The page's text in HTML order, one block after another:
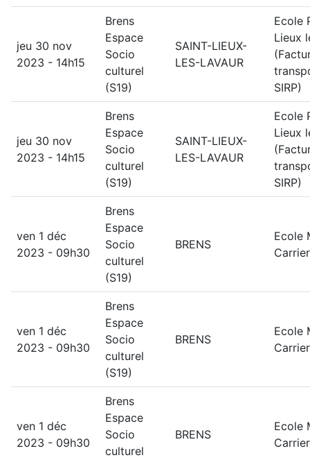
jeu 30 nov
2023 - 14h15
Brens
Espace
Socio
culturel
(S19)
SAINT-LIEUX-
LES-LAVAUR
Ecole
Lieux
SIRP)
jeu 30 nov
2023 - 14h15
Brens
Espace
Socio
culturel
(S19)
SAINT-LIEUX-
LES-LAVAUR
Ecole
Lieux
SIRP)
ven 1 déc
2023 - 09h30
Brens
Espace
Socio
culturel
(S19)
BRENS
Ecole
Carrier
ven 1 déc
2023 - 09h30
Brens
Espace
Socio
culturel
(S19)
BRENS
Ecole
Carrier
ven 1 déc
2023 - 09h30
Brens
Espace
Socio
culturel
BRENS
Ecole
Carrier